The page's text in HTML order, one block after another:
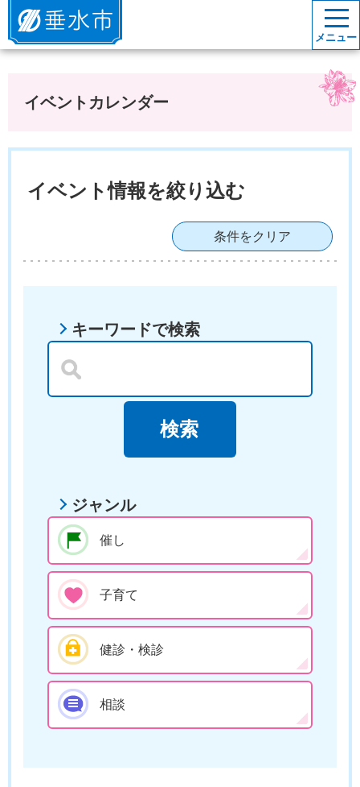
垂水市
メニュー
イベントカレンダー
イベント情報を絞り込む
条件をクリア
キーワードで検索
ジャンル
催し
子育て
健診・検診
相談